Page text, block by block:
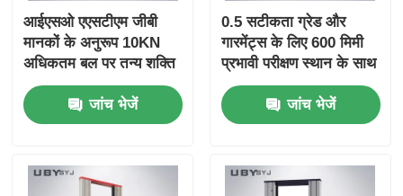
आईएसओ एएसटीएम जीबी
मानकों के अनुरूप 10KN
अधिकतम बल पर तन्य शक्ति
परीक्षण के लिए पीआईडी ​​
इंटेलिजेंट तापमान नियंत्रण
के साथ यूपी-2004 यूनिवर्सल
जांच भेजें
0.5 सटीकता ग्रेड और
गारमेंट्स के लिए 600 मिमी
प्रभावी परीक्षण स्थान के साथ
यूपी-2001 कंप्यूटर नियंत्रण
पुल परीक्षक जांच भेजें